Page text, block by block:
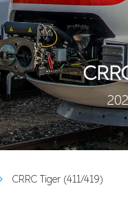
CRRC Tiger (411/419)